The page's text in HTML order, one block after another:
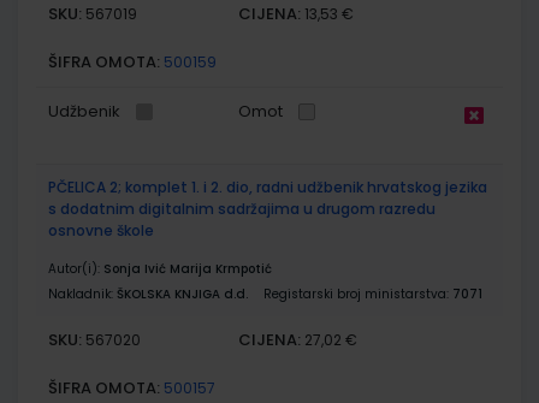
SKU: 567019 CIJENA: 13,53 €
ŠIFRA OMOTA: 500159
Udžbenik Omot
PČELICA 2; komplet 1. i 2. dio, radni udžbenik hrvatskog jezika
s dodatnim digitalnim sadržajima u drugom razredu
osnovne škole
Autor(i): Sonja Ivić Marija Krmpotić
Nakladnik: ŠKOLSKA KNJIGA d.d. Registarski broj ministarstva: 7071
SKU: 567020 CIJENA: 27,02 €
ŠIFRA OMOTA: 500157